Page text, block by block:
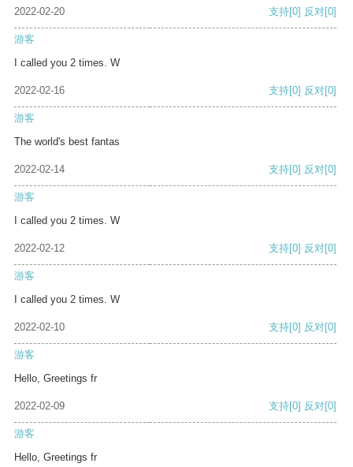
2022-02-20 支持[0] 反对[0]
游客
I called you 2 times. W
2022-02-16 支持[0] 反对[0]
游客
The world's best fantas
2022-02-14 支持[0] 反对[0]
游客
I called you 2 times. W
2022-02-12 支持[0] 反对[0]
游客
I called you 2 times. W
2022-02-10 支持[0] 反对[0]
游客
Hello, Greetings fr
2022-02-09 支持[0] 反对[0]
游客
Hello, Greetings fr